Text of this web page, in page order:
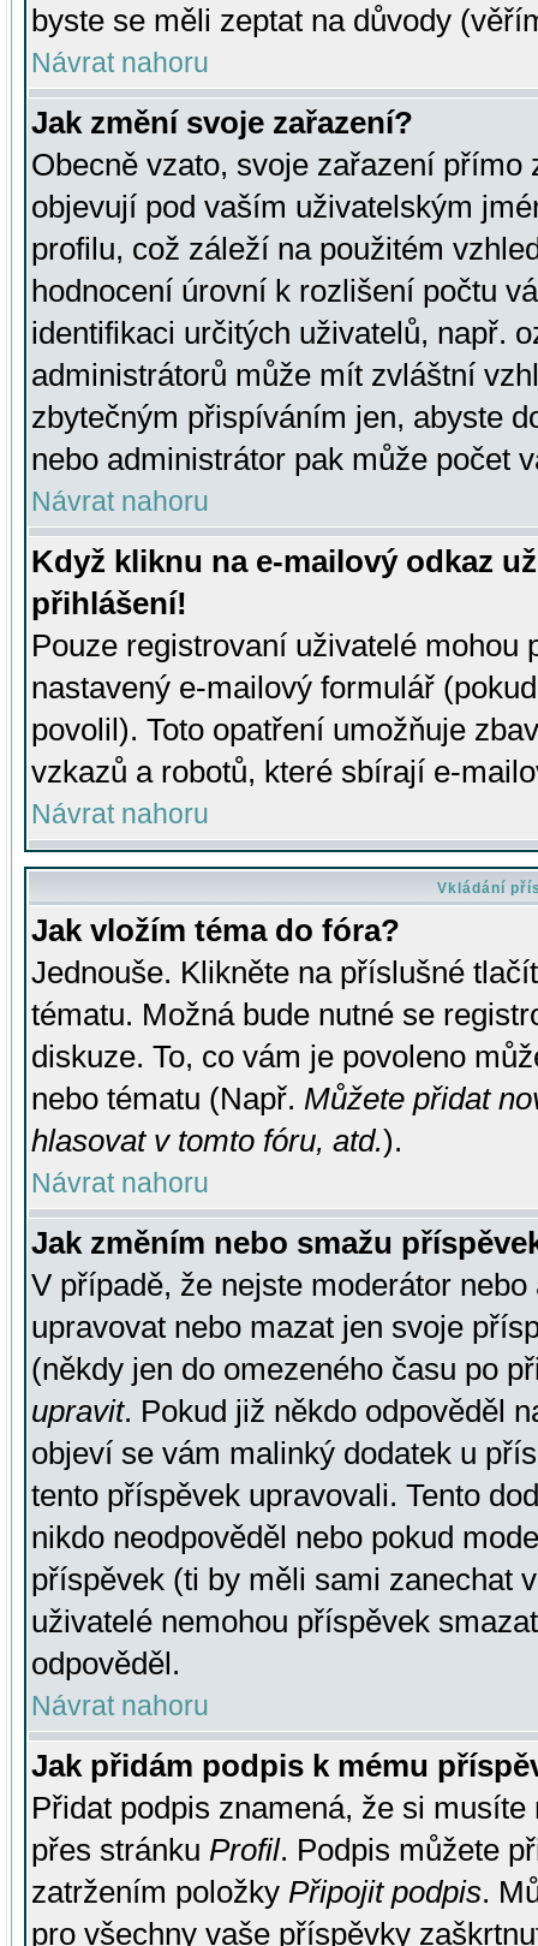
byste se měli zeptat na důvody
Návrat nahoru
Jak změní svoje zařazení?
Obecně vzato, svoje zařazení přímo
objevují pod vaším uživatelským
profilu, což záleží na použitém
hodnocení úrovní k rozlišení počtu
identifikaci určitých uživatelů, např.
administrátorů může mít zvláštní
zbytečným přispíváním jen, abyste
nebo administrátor pak může počet
Návrat nahoru
Když kliknu na e-mailový odkaz
přihlášení!
Pouze registrovaní uživatelé mohou
nastavený e-mailový formulář
povolil). Toto opatření umožňuje
vzkazů a robotů, které sbírají e-
Návrat nahoru
Vkládání
Jak vložím téma do fóra?
Jednouše. Klikněte na příslušné
tématu. Možná bude nutné se
diskuze. To, co vám je povoleno
nebo tématu (Např. Můžete přidat
hlasovat v tomto fóru, atd.).
Návrat nahoru
Jak změním nebo smažu
V případě, že nejste moderátor
upravovat nebo mazat jen svoje
(někdy jen do omezeného času po
upravit. Pokud již někdo odpověděl
objeví se vám malinký dodatek u
tento příspěvek upravovali. Tento
nikdo neodpověděl nebo pokud
příspěvek (ti by měli sami zanechat
uživatelé nemohou příspěvek
odpověděl.
Návrat nahoru
Jak přidám podpis k mému
Přidat podpis znamená, že si
přes stránku Profil. Podpis můžete
zatržením položky Připojit podpis.
pro všechny vaše příspěvky